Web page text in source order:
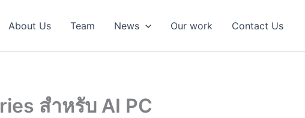
About Us Team News Our work Contact Us
สำหรับ AI PC